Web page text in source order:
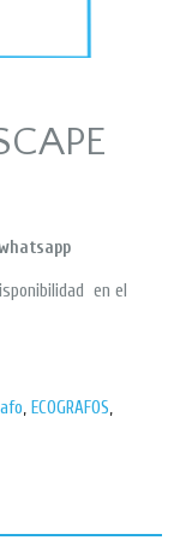
en el
, ECOGRAFOS,